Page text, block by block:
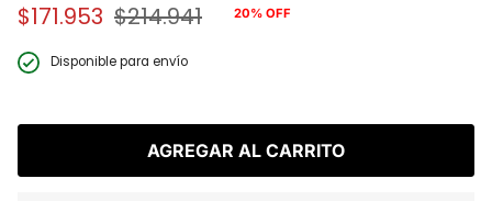
$171.953
Precio
regular
$214.941 20% OFF
Disponible para envío
AGREGAR AL CARRITO